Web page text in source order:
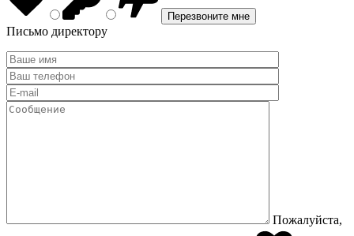
Письмо директору
Пожалуйста,